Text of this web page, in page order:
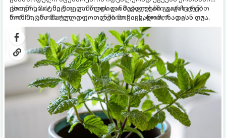
ცხოვრებას, მეტიც, გამოცდილი მებაღეები გვირჩევენ,
რომ პიტნა მხოლოდ ქოთანში მოვიყვანოთ, რადგან ღია
გრუნტში (ბაღში) დარგვისას ის ფესვებით ძალიან
სწრაფად ვრცელდება და სხვა მცენარეებს ავიწროებს.
ქოთნის პიტნა მთელი წლის განმავლობაში გაგახარებთ
ნორჩი, არომატული ფოთლებით ჩაის, ლიმონათისა თუ
კერძებისთვის.